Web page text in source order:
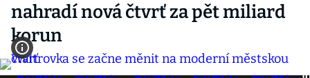
nahradí nová čtvrť za pět miliard
korun